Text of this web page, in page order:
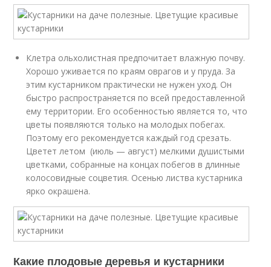
Клетра ольхолистная предпочитает влажную почву.
Хорошо уживается по краям оврагов и у пруда. За
этим кустарником практически не нужен уход. Он
быстро распространяется по всей предоставленной
ему территории. Его особенностью является то, что
цветы появляются только на молодых побегах.
Поэтому его рекомендуется каждый год срезать.
Цветет летом (июль — август) мелкими душистыми
цветками, собранные на концах побегов в длинные
колосовидные соцветия. Осенью листва кустарника
ярко окрашена.
Какие плодовые деревья и кустарники